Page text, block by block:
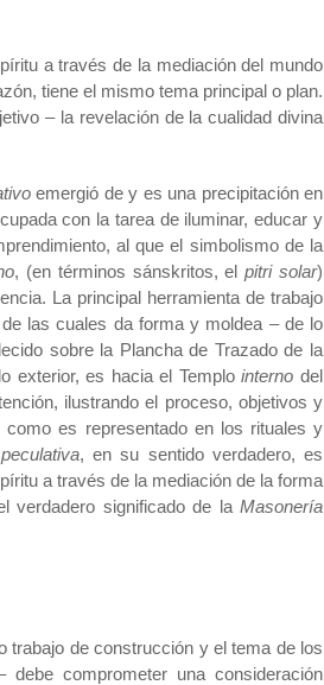
a través de la mediación del mundo
tiene el mismo tema principal o plan.
– la revelación de la cualidad divina
emergió de y es una precipitación en
con la tarea de iluminar, educar y
al que el simbolismo de la
, (en términos sánskritos, elpitri solar)
La principal herramienta de trabajo
las cuales da forma y moldea – de lo
sobre la Plancha de Trazado de la
exterior, es hacia el Templointerno del
ilustrando el proceso, objetivos y
es representado en los rituales y
, en su sentido verdadero, es
a través de la mediación de la forma
verdadero significado de la Masonería
trabajo de construcción y el tema de los
comprometer una consideración